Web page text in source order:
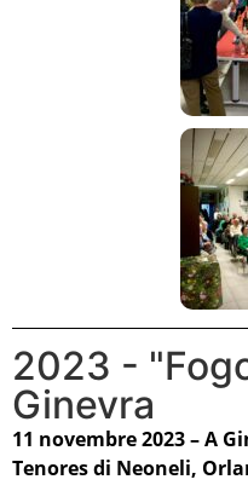
2023 -
Ginevra
11 novembre 2023 – A
Tenores di Neoneli,